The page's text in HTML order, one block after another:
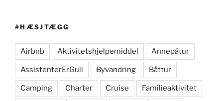
#HÆSJTÆGG
Airbnb Aktivitetshjelpemiddel Annepåtur
AssistenterErGull Byvandring Båttur
Camping Charter Cruise Familieaktivitet